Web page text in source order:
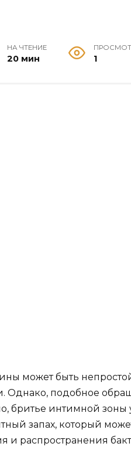
НА ЧТЕНИЕ
20 мин 1
может быть
Однако, подобное
бритье интимной зоны
запах, который
и распространения